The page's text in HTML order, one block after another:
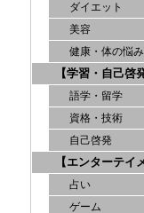
ダイエット
美容
健康・体の悩み
【学習・自己啓
語学・留学
資格・技術
自己啓発
【エンターテイ
占い
ゲーム